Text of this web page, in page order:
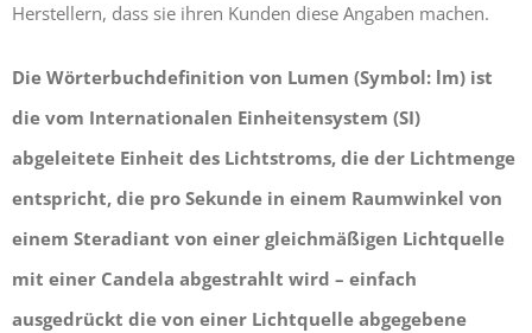
Herstellern, dass sie ihren Kunden diese Angaben machen.
Die Wörterbuchdefinition von Lumen (Symbol: lm) ist
die vom Internationalen Einheitensystem (SI)
abgeleitete Einheit des Lichtstroms, die der Lichtmenge
entspricht, die pro Sekunde in einem Raumwinkel von
einem Steradiant von einer gleichmäßigen Lichtquelle
mit einer Candela abgestrahlt wird – einfach
ausgedrückt die von einer Lichtquelle abgegebene